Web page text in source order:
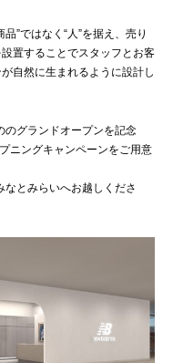
”ではなく“人”を据え、売り
置することでスタッフとお客
自然に生まれるように設計し
のグランドオープンを記念
ニングキャンペーンをご用意
とみらいへお越しくださ